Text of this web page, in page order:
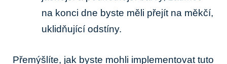
na konci dne byste měli přejít na měkčí,
uklidňující odstíny.
Přemýšlíte, jak byste mohli implementovat tuto